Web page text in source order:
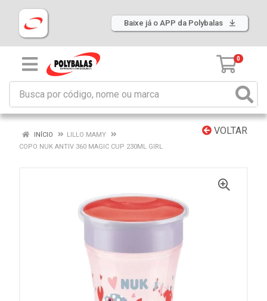
Baixe já o APP da Polybalas
0
VOLTAR
INÍCIO
LILLO MAMY
COPO NUK ANTIV 360 MAGIC CUP 230ML GIRL